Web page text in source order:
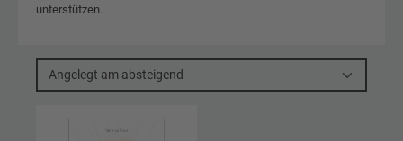
unterstützen.
Angelegt am absteigend